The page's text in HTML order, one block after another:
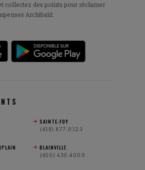
collectez des points pour réclamer
Archibald.
SAINTE-FOY
(418) 877.0123
BLAINVILLE
(450) 430.4000